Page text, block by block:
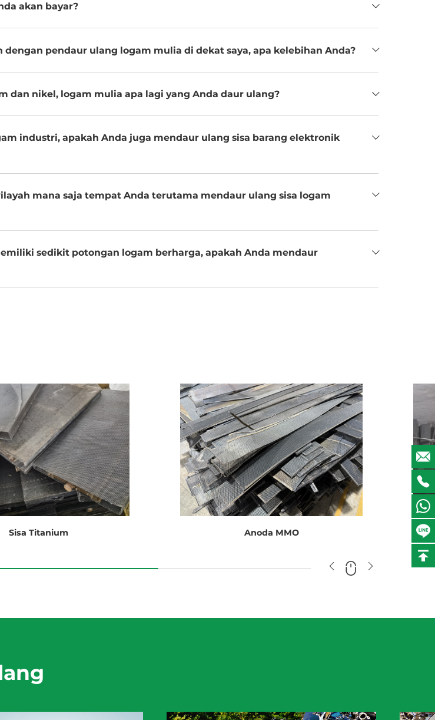
akan bayar?
dengan pendaur ulang logam mulia di dekat saya, apa kelebihan Anda?
dan nikel, logam mulia apa lagi yang Anda daur ulang?
industri, apakah Anda juga mendaur ulang sisa barang elektronik
mana saja tempat Anda terutama mendaur ulang sisa logam
sedikit potongan logam berharga, apakah Anda mendaur
Sisa Titanium Anoda MMO